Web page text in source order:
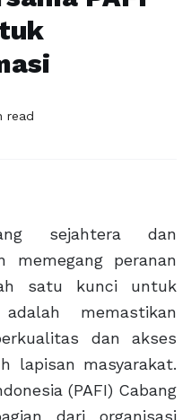
read
sejahtera dan
memegang peranan
satu kunci untuk
memastikan
dan akses
lapisan masyarakat.
(PAFI) Cabang
dari organisasi